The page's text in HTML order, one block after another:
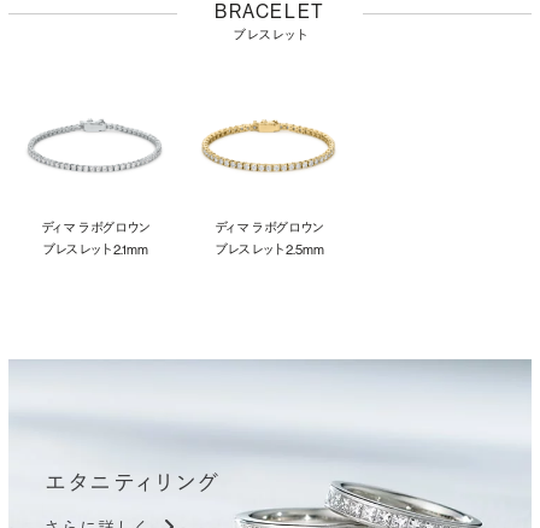
BRACELET
ブレスレット
ディマ ラボグロウン
ブレスレット 2.1mm
ディマ ラボグロウン
ブレスレット 2.5mm
エタニティリング